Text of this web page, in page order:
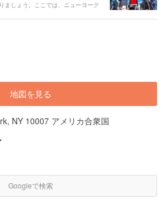
ましょう。ここでは、ニューヨーク
地図を見る
NY 10007 アメリカ合衆国
Googleで検索